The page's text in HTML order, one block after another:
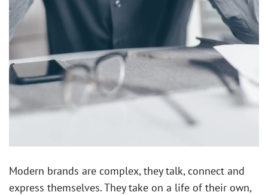
Modern brands are complex, they talk, connect and
express themselves. They take on a life of their own,